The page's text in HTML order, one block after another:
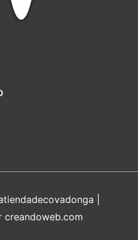
creandoweb.com